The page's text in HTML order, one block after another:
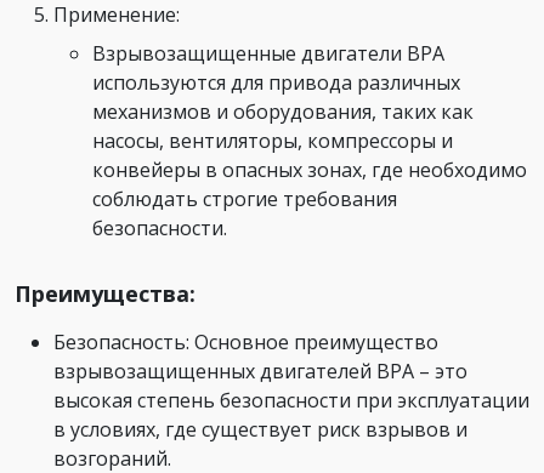
Применение:
Взрывозащищенные двигатели ВРА
используются для привода различных
механизмов и оборудования, таких как
насосы, вентиляторы, компрессоры и
конвейеры в опасных зонах, где необходимо
соблюдать строгие требования
безопасности.
Преимущества:
Безопасность: Основное преимущество
взрывозащищенных двигателей ВРА – это
высокая степень безопасности при эксплуатации
в условиях, где существует риск взрывов и
возгораний.